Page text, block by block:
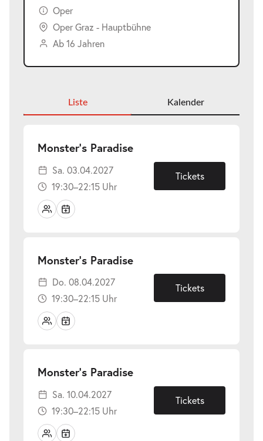
Oper
Oper Graz - Hauptbühne
Ab 16 Jahren
Liste Kalender
Monster’s Paradise-
03.04.2027
Sa. 03.04.2027
19:30–22:15 Uhr
Tickets
Monster’s Paradise-
08.04.2027
Do. 08.04.2027
19:30–22:15 Uhr
Tickets
Monster’s Paradise-
10.04.2027
Sa. 10.04.2027
19:30–22:15 Uhr
Tickets